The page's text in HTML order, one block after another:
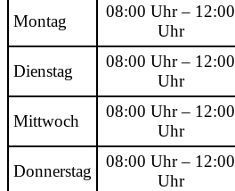
Montag
08:00 Uhr – 12:00
Uhr
Dienstag
08:00 Uhr – 12:00
Uhr
Mittwoch
08:00 Uhr – 12:00
Uhr
Donnerstag
08:00 Uhr – 12:00
Uhr